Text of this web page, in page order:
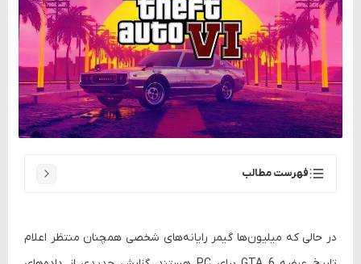
فهرست مطالب
در حالی که میلیون‌ها گیمر رایانه‌های شخصی همچنان منتظر اعلام